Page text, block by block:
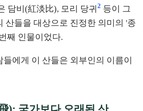
담비(紅淡比), 모리 당귀 2 등이 그
산들을 대상으로 진정한 의미의 '종
째 인물이었다.
에게 이 산들은 외부인의 이름이
): 국가보다 오래된 산